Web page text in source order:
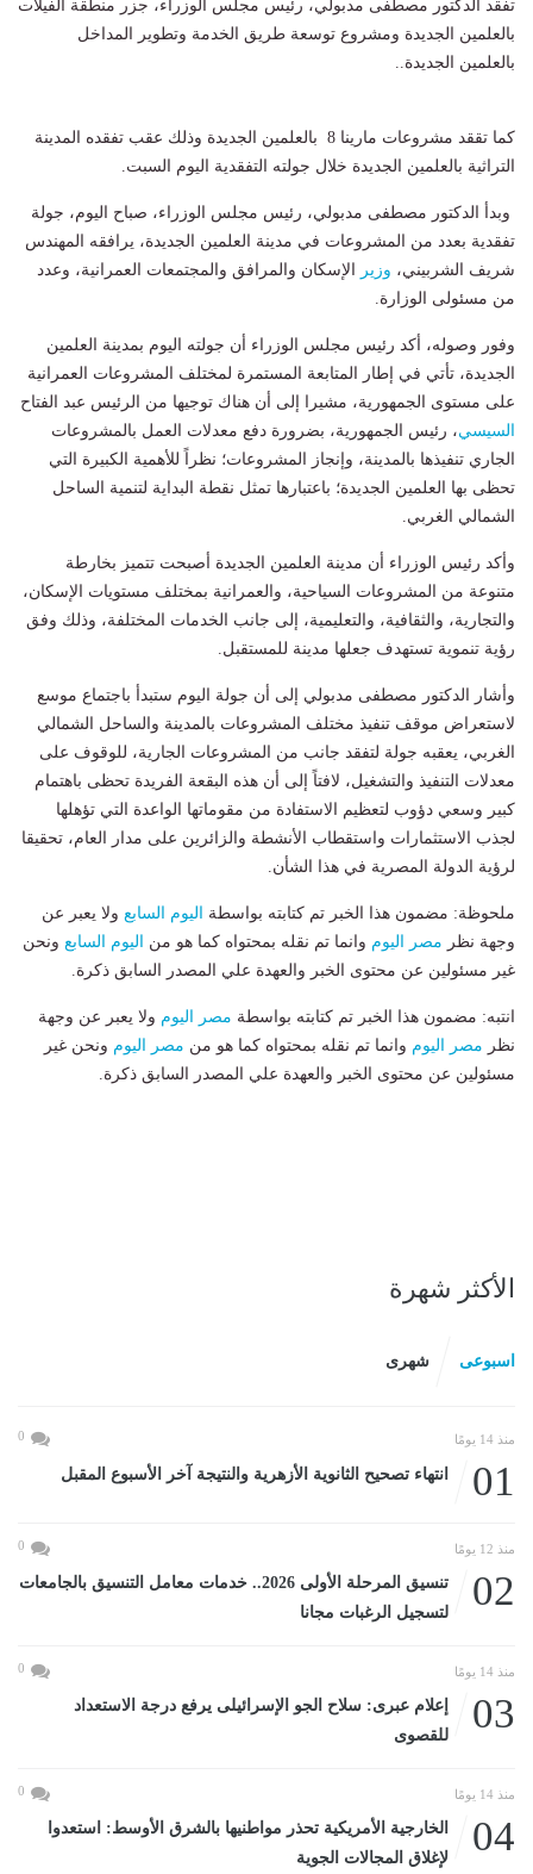
تفقد الدكتور مصطفى مدبولي، رئيس مجلس الوزراء، جزر منطقة الفيلات
بالعلمين الجديدة ومشروع توسعة طريق الخدمة وتطوير المداخل
بالعلمين الجديدة..
كما تققد مشروعات مارينا 8 بالعلمين الجديدة وذلك عقب تفقده المدينة
التراثية بالعلمين الجديدة خلال جولته التفقدية اليوم السبت.
وبدأ الدكتور مصطفى مدبولي، رئيس مجلس الوزراء، صباح اليوم، جولة
تفقدية بعدد من المشروعات في مدينة العلمين الجديدة، يرافقه المهندس
شريف الشربيني، وزير
الإسكان والمرافق والمجتمعات العمرانية، وعدد
من مسئولى الوزارة.
وفور وصوله، أكد رئيس مجلس الوزراء أن جولته اليوم بمدينة العلمين
الجديدة، تأتي في إطار المتابعة المستمرة لمختلف المشروعات العمرانية
على مستوى الجمهورية، مشيرا إلى أن هناك توجيها من الرئيس عبد الفتاح
السيسي، رئيس الجمهورية، بضرورة دفع معدلات العمل بالمشروعات
الجاري تنفيذها بالمدينة، وإنجاز المشروعات؛ نظراً للأهمية الكبيرة التي
تحظى بها العلمين الجديدة؛ باعتبارها تمثل نقطة البداية لتنمية الساحل
الشمالي الغربي.
وأكد رئيس الوزراء أن مدينة العلمين الجديدة أصبحت تتميز بخارطة
متنوعة من المشروعات السياحية، والعمرانية بمختلف مستويات الإسكان،
والتجارية، والثقافية، والتعليمية، إلى جانب الخدمات المختلفة، وذلك وفق
رؤية تنموية تستهدف جعلها مدينة للمستقبل.
وأشار الدكتور مصطفى مدبولي إلى أن جولة اليوم ستبدأ باجتماع موسع
لاستعراض موقف تنفيذ مختلف المشروعات بالمدينة والساحل الشمالي
الغربي، يعقبه جولة لتفقد جانب من المشروعات الجارية، للوقوف على
معدلات التنفيذ والتشغيل، لافتاً إلى أن هذه البقعة الفريدة تحظى باهتمام
كبير وسعي دؤوب لتعظيم الاستفادة من مقوماتها الواعدة التي تؤهلها
لجذب الاستثمارات واستقطاب الأنشطة والزائرين على مدار العام، تحقيقا
لرؤية الدولة المصرية في هذا الشأن.
ملحوظة: مضمون هذا الخبر تم كتابته بواسطة اليوم السابع ولا يعبر عن
وجهة نظر مصر اليوم وانما تم نقله بمحتواه كما هو من اليوم السابع ونحن
غير مسئولين عن محتوى الخبر والعهدة علي المصدر السابق ذكرة.
انتبه: مضمون هذا الخبر تم كتابته بواسطة مصر اليوم ولا يعبر عن وجهة
نظر مصر اليوم وانما تم نقله بمحتواه كما هو من مصر اليوم ونحن غير
مسئولين عن محتوى الخبر والعهدة علي المصدر السابق ذكرة.
الأكثر شهرة
اسبوعى شهرى
منذ 14 يومًا 0
01 انتهاء تصحيح الثانوية الأزهرية والنتيجة آخر الأسبوع المقبل
منذ 12 يومًا 0
02
تنسيق المرحلة الأولى 2026.. خدمات معامل التنسيق بالجامعات
لتسجيل الرغبات مجانا
منذ 14 يومًا 0
03
إعلام عبرى: سلاح الجو الإسرائيلى يرفع درجة الاستعداد
للقصوى
منذ 14 يومًا 0
04
الخارجية الأمريكية تحذر مواطنيها بالشرق الأوسط: استعدوا
لإغلاق المجالات الجوية